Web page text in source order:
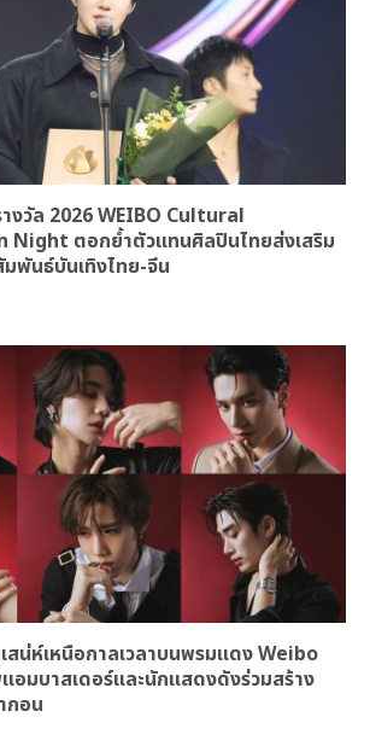
งวัล 2026 WEIBO Cultural
ตอกย้ำตัวแทนศิลปินไทยส่งเสริม
มพันธ์บันเทิงไทย-จีน
สน่ห์เหนือกาลเวลาบนพรมแดง Weibo
อมบาสเดอร์และนักแสดงดังร่วมสร้าง
กอน